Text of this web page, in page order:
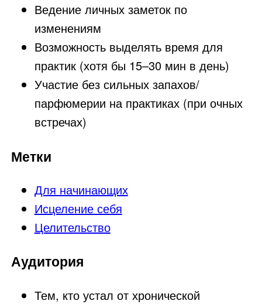
Ведение личных заметок по
изменениям
Возможность выделять время для
практик (хотя бы 15–30 мин в день)
Участие без сильных запахов/
парфюмерии на практиках (при очных
встречах)
Метки
Для начинающих
Исцеление себя
Целительство
Аудитория
Тем, кто устал от хронической